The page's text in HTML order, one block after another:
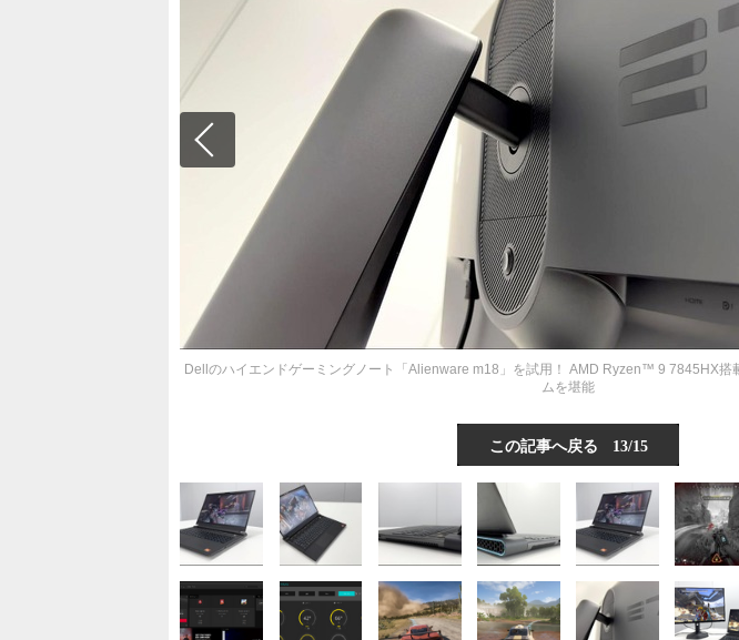
Dellのハイエンドゲーミングノート「Alienware m18」を試用！ AMD Ryzen™ 9 7845HX搭
ムを堪能
この記事へ戻る 13/15